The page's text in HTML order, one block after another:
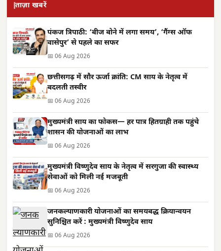
ताज़ा खबरें
पंकज त्रिपाठी: ‘बीज बोने में लगा समय’, ‘गैंग्स ऑफ
वासेपुर’ से पहले का सफर
📅 06 Aug 2026
छत्तीसगढ़ में सौर ऊर्जा क्रांति: CM साय के नेतृत्व में
बदलती तस्वीर
📅 06 Aug 2026
मुख्यमंत्री साय का फोकस— हर पात्र हितग्राही तक पहुंचे
शासन की योजनाओं का लाभ
📅 06 Aug 2026
मुख्यमंत्री विष्णुदेव साय के नेतृत्व में सरगुजा की स्वास्थ्य
सेवाओं को मिली नई मजबूती
📅 06 Aug 2026
जनकल्याणकारी योजनाओं का समयबद्ध क्रियान्वयन
सुनिश्चित करें : मुख्यमंत्री विष्णुदेव साय
📅 06 Aug 2026